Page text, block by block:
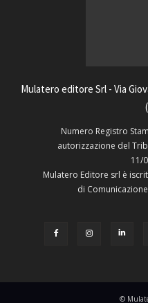
Mulatero editore Srl - Via
Numero Registro
autorizzazione del
11/
Mulatero Editore srl è
di
©